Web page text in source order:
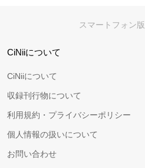
スマートフォン版
CiNiiについて
CiNiiについて
収録刊行物について
利用規約・プライバシーポリシー
個人情報の扱いについて
お問い合わせ